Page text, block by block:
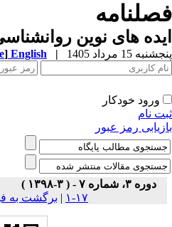
های نوین روانشناسی
15 مرداد 1405 |
English
]
ورود خودکار
نام
رمز عبور
دوره ۳، شماره ۷ - ( ۳-۱۳۹۸ )
۱۷-۱
| برگشت به